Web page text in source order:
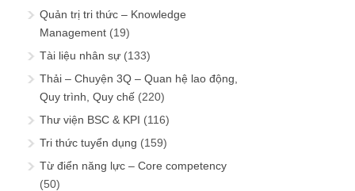
Quản trị tri thức – Knowledge
Management (19)
Tài liệu nhân sự (133)
Thải – Chuyện 3Q – Quan hệ lao động,
Quy trình, Quy chế (220)
Thư viện BSC & KPI (116)
Tri thức tuyển dụng (159)
Từ điển năng lực – Core competency
(50)